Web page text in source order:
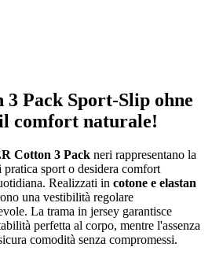
Pack Sport-Slip ohne
comfort naturale!
Cotton 3 Pack neri rappresentano la
sport o desidera comfort
Realizzati in cotone e elastan
una vestibilità regolare
La trama in jersey garantisce
perfetta al corpo, mentre l'assenza
comodità senza compromessi.